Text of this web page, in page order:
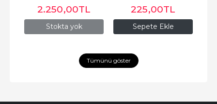
Stokta yok
2.250,00TL
Sepete Ekle
225,00TL
Tümünü göster